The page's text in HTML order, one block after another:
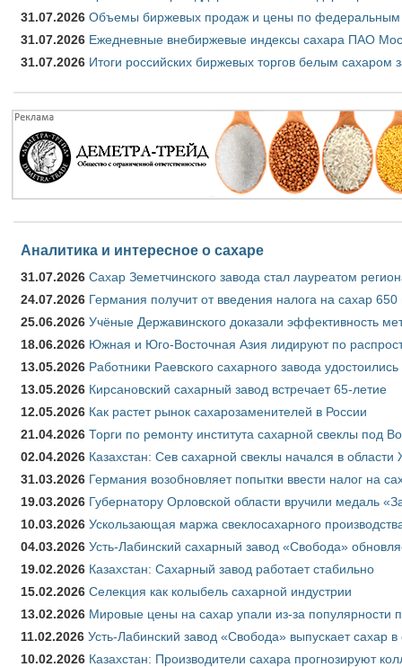
31.07.2026 Объемы биржевых продаж и цены по федеральным
31.07.2026 Ежедневные внебиржевые индексы сахара ПАО
31.07.2026 Итоги российских биржевых торгов белым сахаром
Аналитика и интересное о сахаре
31.07.2026 Сахар Земетчинского завода стал лауреатом
24.07.2026 Германия получит от введения налога на сахар
25.06.2026 Учёные Державинского доказали эффективность
18.06.2026 Южная и Юго-Восточная Азия лидируют по
13.05.2026 Работники Раевского сахарного завода удостоились
13.05.2026 Кирсановский сахарный завод встречает 65-летие
12.05.2026 Как растет рынок сахарозаменителей в России
21.04.2026 Торги по ремонту института сахарной свеклы под
02.04.2026 Казахстан: Сев сахарной свеклы начался в области
31.03.2026 Германия возобновляет попытки ввести налог на
19.03.2026 Губернатору Орловской области вручили медаль
10.03.2026 Ускользающая маржа свеклосахарного
04.03.2026 Усть-Лабинский сахарный завод «Свобода»
19.02.2026 Казахстан: Сахарный завод работает стабильно
15.02.2026 Селекция как колыбель сахарной индустрии
13.02.2026 Мировые цены на сахар упали из-за популярности
11.02.2026 Усть-Лабинский завод «Свобода» выпускает сахар в
10.02.2026 Казахстан: Производители сахара прогнозируют